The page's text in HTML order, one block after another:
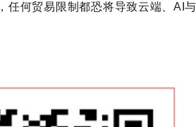
任何贸易限制都恐将导致云端、AI与